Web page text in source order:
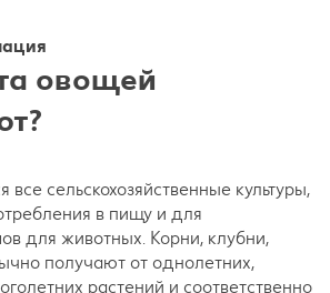
овощей
все сельскохозяйственные культуры,
в пищу и для
для животных. Корни, клубни,
получают от однолетних,
растений и соответственно